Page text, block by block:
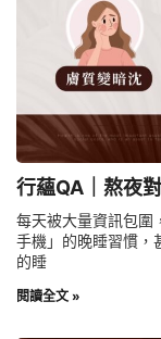
行蘊QA｜熬夜
每天被大量資訊包圍
手機」的晚睡習慣，
的睡
閱讀全文 »